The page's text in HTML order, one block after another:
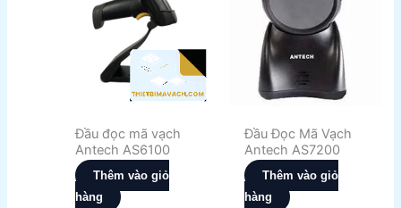
Đầu đọc mã vạch
Antech AS6100
Thêm vào giỏ
hàng
Đầu Đọc Mã Vạch
Antech AS7200
Thêm vào giỏ
hàng